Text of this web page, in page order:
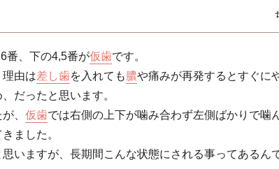
番、下の4,5番が仮歯です。
由は差し歯を入れても 膿や痛みが再発するとすぐに
だったと思います。
、 仮歯では右側の上下が噛み合わず左側ばかりで噛
ました。
思いますが、長期間こんな状態にされる事ってあるん